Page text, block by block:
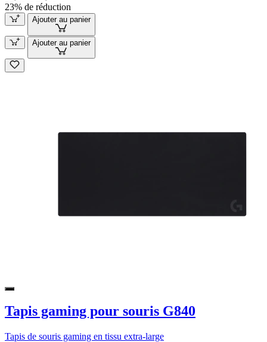
23% de réduction
Ajouter au panier
Ajouter au panier
Tapis gaming pour souris G840
Tapis de souris gaming en tissu extra-large